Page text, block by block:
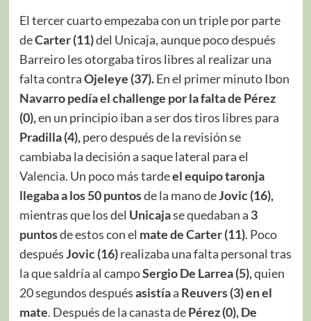
El tercer cuarto empezaba con un triple por parte
deCarter (11)del Unicaja, aunque poco después
Barreiro les otorgaba tiros libres al realizar una
falta contraOjeleye (37).En el primer minuto Ibon
Navarro pedía el challenge por la falta de Pérez
(0),en un principio iban a ser dos tiros libres para
Pradilla (4),pero después de la revisión se
cambiaba la decisión a saque lateral para el
Valencia. Un poco más tardeel equipo taronja
llegaba a los 50 puntosde la mano deJovic (16),
mientras que los del Unicajase quedaban a 3
puntosde estos con el mate de Carter (11). Poco
despuésJovic (16)realizaba una falta personal tras
la que saldría al campoSergio De Larrea (5),quien
20 segundos despuésasistíaa Reuvers (3) en el
mate. Después de la canasta dePérez (0), De